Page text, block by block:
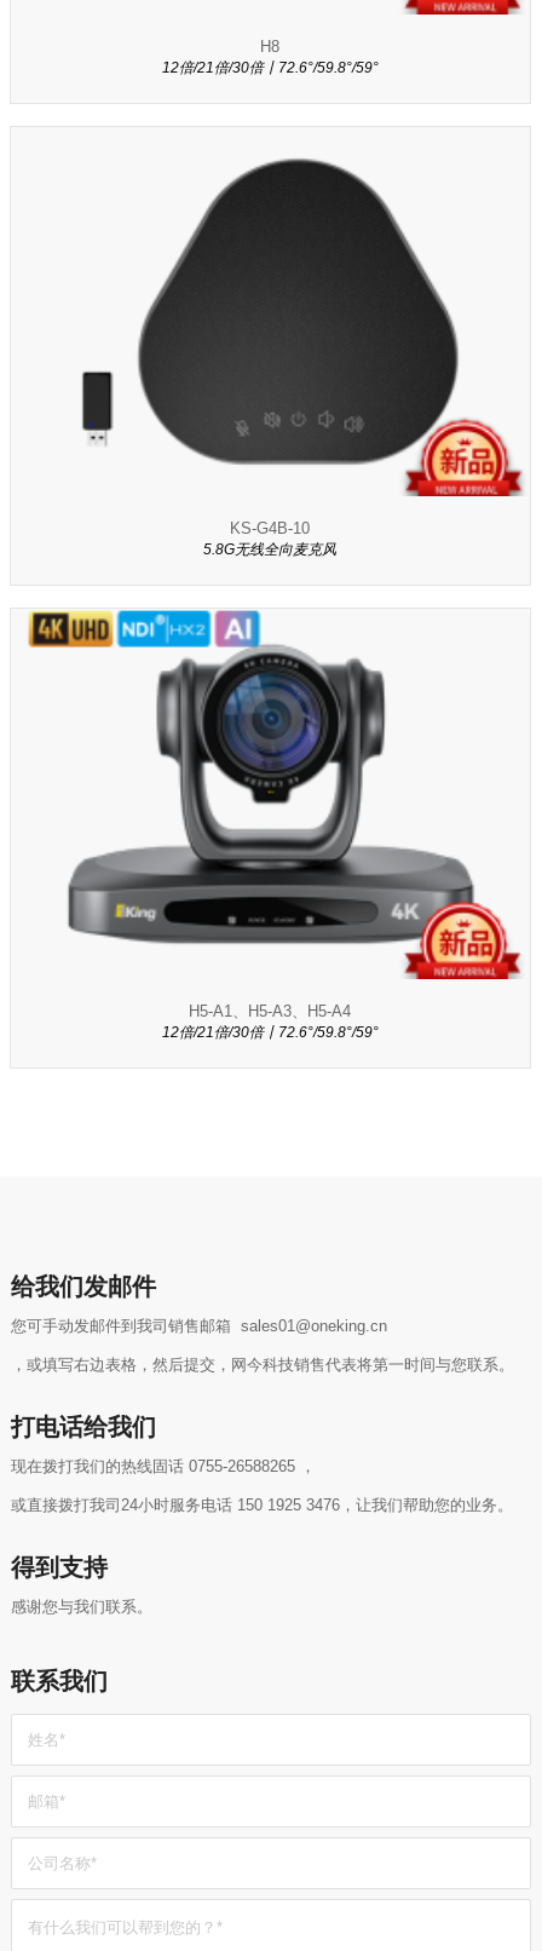
H8
12倍/21倍/30倍丨72.6°/59.8°/59°
KS-G4B-10
5.8G无线全向麦克风
H5-A1、H5-A3、H5-A4
12倍/21倍/30倍丨72.6°/59.8°/59°
给我们发邮件
您可手动发邮件到我司销售邮箱 sales01@oneking.cn
，或填写右边表格，然后提交，网今科技销售代表将第一时间与您联系。
打电话给我们
现在拨打我们的热线固话 0755-26588265 ，
或直接拨打我司24小时服务电话 150 1925 3476，让我们帮助您的业务。
得到支持
感谢您与我们联系。
联系我们